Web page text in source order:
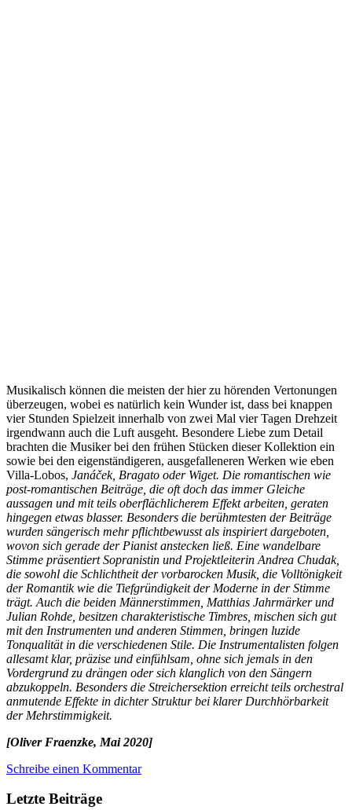
Musikalisch können die meisten der hier zu hörenden Vertonungen
überzeugen, wobei es natürlich kein Wunder ist, dass bei knappen
vier Stunden Spielzeit innerhalb von zwei Mal vier Tagen Drehzeit
irgendwann auch die Luft ausgeht. Besondere Liebe zum Detail
brachten die Musiker bei den frühen Stücken dieser Kollektion ein
sowie bei den eigenständigeren, ausgefalleneren Werken wie eben
Villa-Lobos, Janáček, Bragato oder Wiget. Die romantischen wie
post-romantischen Beiträge, die oft doch das immer Gleiche
aussagen und mit teils oberflächlicherem Effekt arbeiten, geraten
hingegen etwas blasser. Besonders die berühmtesten der Beiträge
wurden sängerisch mehr pflichtbewusst als inspiriert dargeboten,
wovon sich gerade der Pianist anstecken ließ. Eine wandelbare
Stimme präsentiert Sopranistin und Projektleiterin Andrea Chudak,
die sowohl die Schlichtheit der vorbarocken Musik, die Volltönigkeit
der Romantik wie die Tiefgründigkeit der Moderne in der Stimme
trägt. Auch die beiden Männerstimmen, Matthias Jahrmärker und
Julian Rohde, besitzen charakteristische Timbres, mischen sich gut
mit den Instrumenten und anderen Stimmen, bringen luzide
Tonqualität in die verschiedenen Stile. Die Instrumentalisten folgen
allesamt klar, präzise und einfühlsam, ohne sich jemals in den
Vordergrund zu drängen oder sich klanglich von den Sängern
abzukoppeln. Besonders die Streichersektion erreicht teils orchestral
anmutende Effekte in dichter Struktur bei klarer Durchhörbarkeit
der Mehrstimmigkeit.
[Oliver Fraenzke, Mai 2020]
Schreibe einen Kommentar
Letzte Beiträge